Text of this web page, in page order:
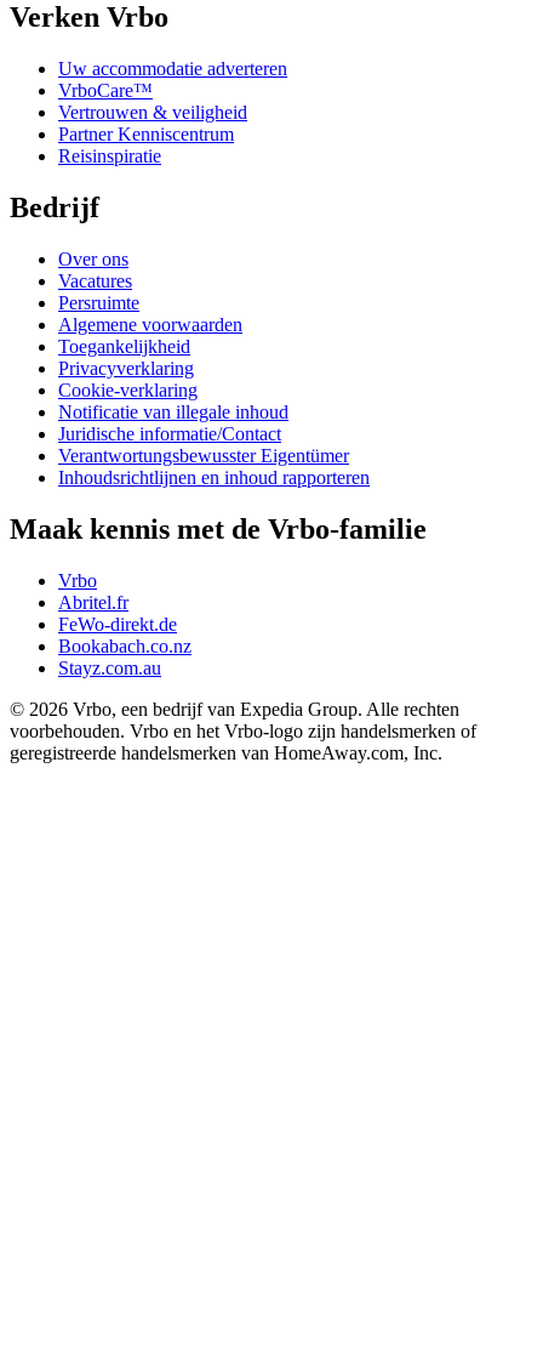
Verken Vrbo
Uw accommodatie adverteren
VrboCare™
Vertrouwen & veiligheid
Partner Kenniscentrum
Reisinspiratie
Bedrijf
Over ons
Vacatures
Persruimte
Algemene voorwaarden
Toegankelijkheid
Privacyverklaring
Cookie-verklaring
Notificatie van illegale inhoud
Juridische informatie/Contact
Verantwortungsbewusster Eigentümer
Inhoudsrichtlijnen en inhoud rapporteren
Maak kennis met de Vrbo-familie
Vrbo
Abritel.fr
FeWo-direkt.de
Bookabach.co.nz
Stayz.com.au
© 2026 Vrbo, een bedrijf van Expedia Group. Alle rechten
voorbehouden. Vrbo en het Vrbo-logo zijn handelsmerken of
geregistreerde handelsmerken van HomeAway.com, Inc.